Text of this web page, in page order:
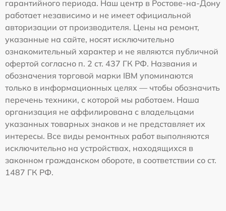
гарантийного периода. Наш центр в Ростове-на-Дону
работает независимо и не имеет официальной
авторизации от производителя. Цены на ремонт,
указанные на сайте, носят исключительно
ознакомительный характер и не являются публичной
офертой согласно п. 2 ст. 437 ГК РФ. Названия и
обозначения торговой марки IBM упоминаются
только в информационных целях — чтобы обозначить
перечень техники, с которой мы работаем. Наша
организация не аффилирована с владельцами
указанных товарных знаков и не представляет их
интересы. Все виды ремонтных работ выполняются
исключительно на устройствах, находящихся в
законном гражданском обороте, в соответствии со ст.
1487 ГК РФ.